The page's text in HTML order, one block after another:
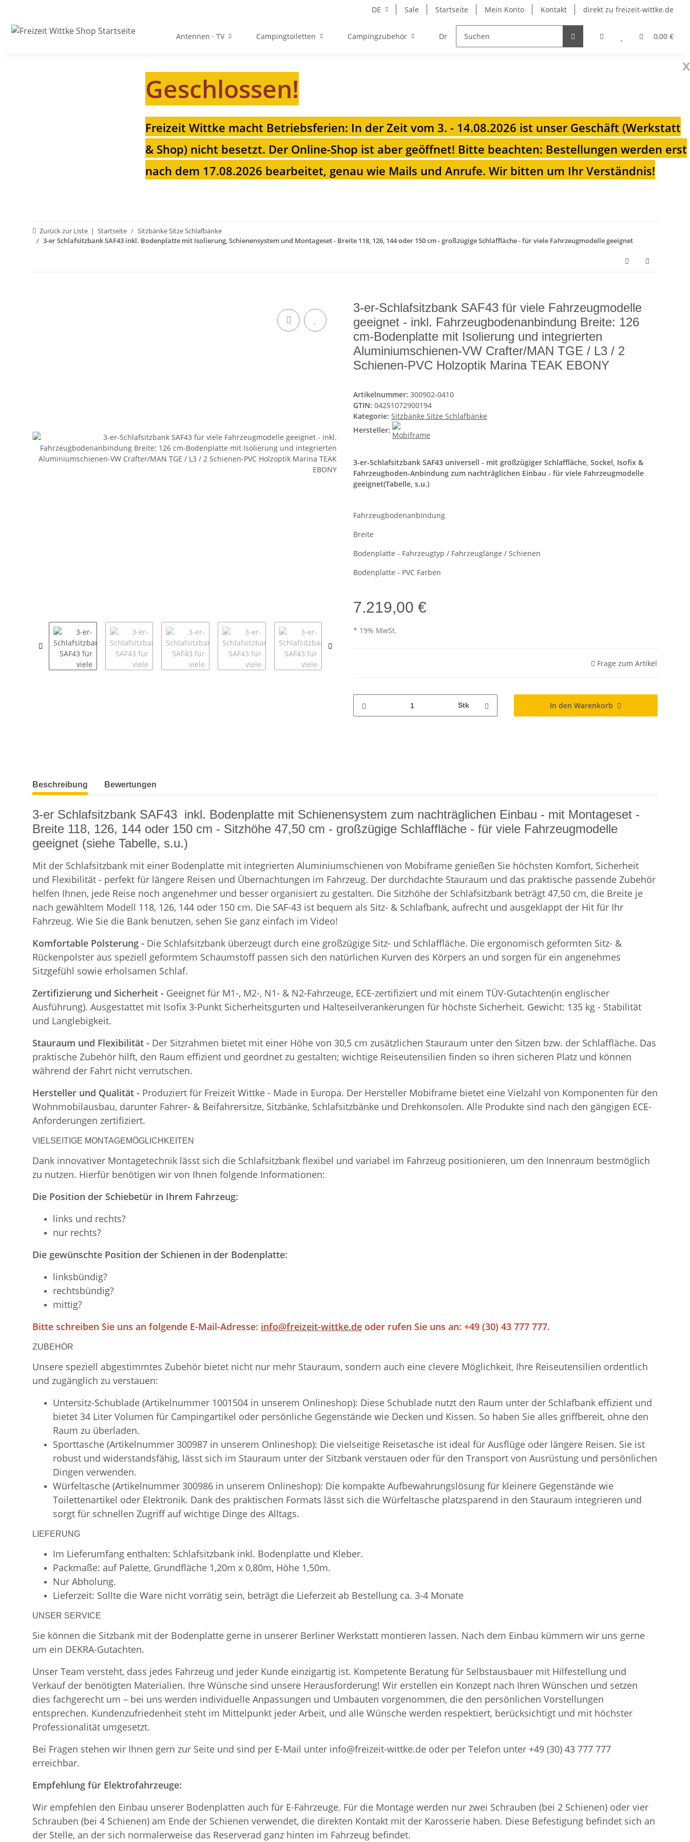
DE Sale Startseite Mein Konto Kontakt direkt zu freizeit-wittke.de
0,00 €
Antennen · TV Campingtoiletten Campingzubehör Drehkonsolen Heizungen für Ihren
x
Geschlossen!
Freizeit Wittke macht Betriebsferien: In der Zeit vom 3. - 14.08.2026 ist unser Geschäft (Werkstatt
& Shop) nicht besetzt. Der Online-Shop ist aber geöffnet! Bitte beachten: Bestellungen werden erst
nach dem 17.08.2026 bearbeitet, genau wie Mails und Anrufe. Wir bitten um Ihr Verständnis!
Zurück zur Liste Startseite
Sitzbänke Sitze Schlafbänke
3-er Schlafsitzbank SAF43 inkl. Bodenplatte mit Isolierung, Schienensystem und Montageset - Breite 118, 126, 144 oder 150 cm - großzügige Schlaffläche - für viele Fahrzeugmodelle geeignet
3-er-Schlafsitzbank SAF43 für viele Fahrzeugmodelle
geeignet - inkl. Fahrzeugbodenanbindung Breite: 126
cm-Bodenplatte mit Isolierung und integrierten
Aluminiumschienen-VW Crafter/MAN TGE / L3 / 2
Schienen-PVC Holzoptik Marina TEAK EBONY
Artikelnummer: 300902-0410
GTIN: 04251072900194
Kategorie: Sitzbänke Sitze Schlafbänke
Hersteller:
3-er-Schlafsitzbank SAF43 universell - mit großzügiger Schlaffläche, Sockel, Isofix &
Fahrzeugboden-Anbindung zum nachträglichen Einbau - für viele Fahrzeugmodelle
geeignet(Tabelle, s.u.)
Fahrzeugbodenanbindung
Breite
Bodenplatte - Fahrzeugtyp / Fahrzeuglänge / Schienen
Bodenplatte - PVC Farben
7.219,00 €
* 19% MwSt.
Frage zum Artikel
Stk In den Warenkorb
weitere Registerkarten anzeigen
Beschreibung Bewertungen
3-er Schlafsitzbank SAF43 inkl. Bodenplatte mit Schienensystem zum nachträglichen Einbau - mit Montageset -
Breite 118, 126, 144 oder 150 cm - Sitzhöhe 47,50 cm - großzügige Schlaffläche - für viele Fahrzeugmodelle
geeignet (siehe Tabelle, s.u.)
Mit der Schlafsitzbank mit einer Bodenplatte mit integrierten Aluminiumschienen von Mobiframe genießen Sie höchsten Komfort, Sicherheit
und Flexibilität - perfekt für längere Reisen und Übernachtungen im Fahrzeug. Der durchdachte Stauraum und das praktische passende Zubehör
helfen Ihnen, jede Reise noch angenehmer und besser organisiert zu gestalten. Die Sitzhöhe der Schlafsitzbank beträgt 47,50 cm, die Breite je
nach gewähltem Modell 118, 126, 144 oder 150 cm. Die SAF-43 ist bequem als Sitz- & Schlafbank, aufrecht und ausgeklappt der Hit für Ihr
Fahrzeug. Wie Sie die Bank benutzen, sehen Sie ganz einfach im Video!
Komfortable Polsterung - Die Schlafsitzbank überzeugt durch eine großzügige Sitz- und Schlaffläche. Die ergonomisch geformten Sitz- &
Rückenpolster aus speziell geformtem Schaumstoff passen sich den natürlichen Kurven des Körpers an und sorgen für ein angenehmes
Sitzgefühl sowie erholsamen Schlaf.
Zertifizierung und Sicherheit - Geeignet für M1-, M2-, N1- & N2-Fahrzeuge, ECE-zertifiziert und mit einem TÜV-Gutachten(in englischer
Ausführung). Ausgestattet mit Isofix 3-Punkt Sicherheitsgurten und Halteseilverankerungen für höchste Sicherheit. Gewicht: 135 kg - Stabilität
und Langlebigkeit.
Stauraum und Flexibilität - Der Sitzrahmen bietet mit einer Höhe von 30,5 cm zusätzlichen Stauraum unter den Sitzen bzw. der Schlaffläche. Das
praktische Zubehör hilft, den Raum effizient und geordnet zu gestalten; wichtige Reiseutensilien finden so ihren sicheren Platz und können
während der Fahrt nicht verrutschen.
Hersteller und Qualität - Produziert für Freizeit Wittke - Made in Europa. Der Hersteller Mobiframe bietet eine Vielzahl von Komponenten für den
Wohnmobilausbau, darunter Fahrer- & Beifahrersitze, Sitzbänke, Schlafsitzbänke und Drehkonsolen. Alle Produkte sind nach den gängigen ECE-
Anforderungen zertifiziert.
VIELSEITIGE MONTAGEMÖGLICHKEITEN
Dank innovativer Montagetechnik lässt sich die Schlafsitzbank flexibel und variabel im Fahrzeug positionieren, um den Innenraum bestmöglich
zu nutzen. Hierfür benötigen wir von Ihnen folgende Informationen:
Die Position der Schiebetür in Ihrem Fahrzeug:
links und rechts?
nur rechts?
Die gewünschte Position der Schienen in der Bodenplatte:
linksbündig?
rechtsbündig?
mittig?
Bitte schreiben Sie uns an folgende E-Mail-Adresse: info@freizeit-wittke.de oder rufen Sie uns an: +49 (30) 43 777 777.
ZUBEHÖR
Unsere speziell abgestimmtes Zubehör bietet nicht nur mehr Stauraum, sondern auch eine clevere Möglichkeit, Ihre Reiseutensilien ordentlich
und zugänglich zu verstauen:
Untersitz-Schublade (Artikelnummer 1001504 in unserem Onlineshop): Diese Schublade nutzt den Raum unter der Schlafbank effizient und
bietet 34 Liter Volumen für Campingartikel oder persönliche Gegenstände wie Decken und Kissen. So haben Sie alles griffbereit, ohne den
Raum zu überladen.
Sporttasche (Artikelnummer 300987 in unserem Onlineshop): Die vielseitige Reisetasche ist ideal für Ausflüge oder längere Reisen. Sie ist
robust und widerstandsfähig, lässt sich im Stauraum unter der Sitzbank verstauen oder für den Transport von Ausrüstung und persönlichen
Dingen verwenden.
Würfeltasche (Artikelnummer 300986 in unserem Onlineshop): Die kompakte Aufbewahrungslösung für kleinere Gegenstände wie
Toilettenartikel oder Elektronik. Dank des praktischen Formats lässt sich die Würfeltasche platzsparend in den Stauraum integrieren und
sorgt für schnellen Zugriff auf wichtige Dinge des Alltags.
LIEFERUNG
Im Lieferumfang enthalten: Schlafsitzbank inkl. Bodenplatte und Kleber.
Packmaße: auf Palette, Grundfläche 1,20m x 0,80m, Höhe 1,50m.
Nur Abholung.
Lieferzeit: Sollte die Ware nicht vorrätig sein, beträgt die Lieferzeit ab Bestellung ca. 3-4 Monate
UNSER SERVICE
Sie können die Sitzbank mit der Bodenplatte gerne in unserer Berliner Werkstatt montieren lassen. Nach dem Einbau kümmern wir uns gerne
um ein DEKRA-Gutachten.
Unser Team versteht, dass jedes Fahrzeug und jeder Kunde einzigartig ist. Kompetente Beratung für Selbstausbauer mit Hilfestellung und
Verkauf der benötigten Materialien. Ihre Wünsche sind unsere Herausforderung! Wir erstellen ein Konzept nach Ihren Wünschen und setzen
dies fachgerecht um – bei uns werden individuelle Anpassungen und Umbauten vorgenommen, die den persönlichen Vorstellungen
entsprechen. Kundenzufriedenheit steht im Mittelpunkt jeder Arbeit, und alle Wünsche werden respektiert, berücksichtigt und mit höchster
Professionalität umgesetzt.
Bei Fragen stehen wir Ihnen gern zur Seite und sind per E-Mail unter info@freizeit-wittke.de oder per Telefon unter +49 (30) 43 777 777
erreichbar.
Empfehlung für Elektrofahrzeuge:
Wir empfehlen den Einbau unserer Bodenplatten auch für E-Fahrzeuge. Für die Montage werden nur zwei Schrauben (bei 2 Schienen) oder vier
Schrauben (bei 4 Schienen) am Ende der Schienen verwendet, die direkten Kontakt mit der Karosserie haben. Diese Befestigung befindet sich an
der Stelle, an der sich normalerweise das Reserverad ganz hinten im Fahrzeug befindet.